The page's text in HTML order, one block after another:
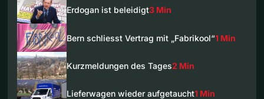
Erdogan ist beleidigt3 Min
Bern schliesst Vertrag mit „Fabrikool“1 Min
Kurzmeldungen des Tages2 Min
Lieferwagen wieder aufgetaucht1 Min